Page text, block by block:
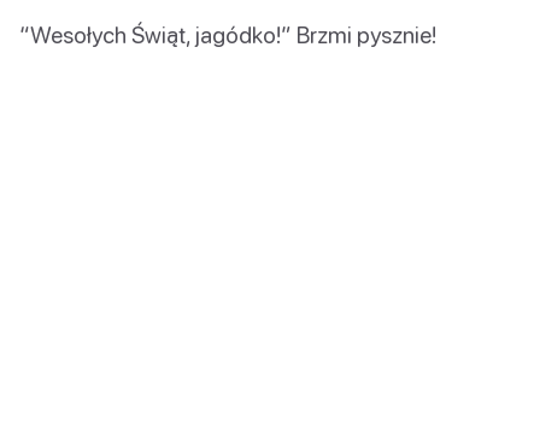
“Wesołych Świąt, jagódko!” Brzmi pysznie!